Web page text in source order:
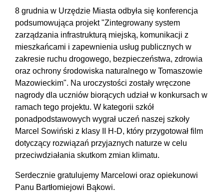
8 grudnia w Urzędzie Miasta odbyła się konferencja
podsumowująca projekt "Zintegrowany system
zarządzania infrastrukturą miejską, komunikacji z
mieszkańcami i zapewnienia usług publicznych w
zakresie ruchu drogowego, bezpieczeństwa, zdrowia
oraz ochrony środowiska naturalnego w Tomaszowie
Mazowieckim". Na uroczystości zostały wręczone
nagrody dla uczniów biorących udział w konkursach w
ramach tego projektu. W kategorii szkół
ponadpodstawowych wygrał uczeń naszej szkoły
Marcel Sowiński z klasy II H-D, który przygotował film
dotyczący rozwiązań przyjaznych naturze w celu
przeciwdziałania skutkom zmian klimatu.
Serdecznie gratulujemy Marcelowi oraz opiekunowi
Panu Bartłomiejowi Bąkowi.